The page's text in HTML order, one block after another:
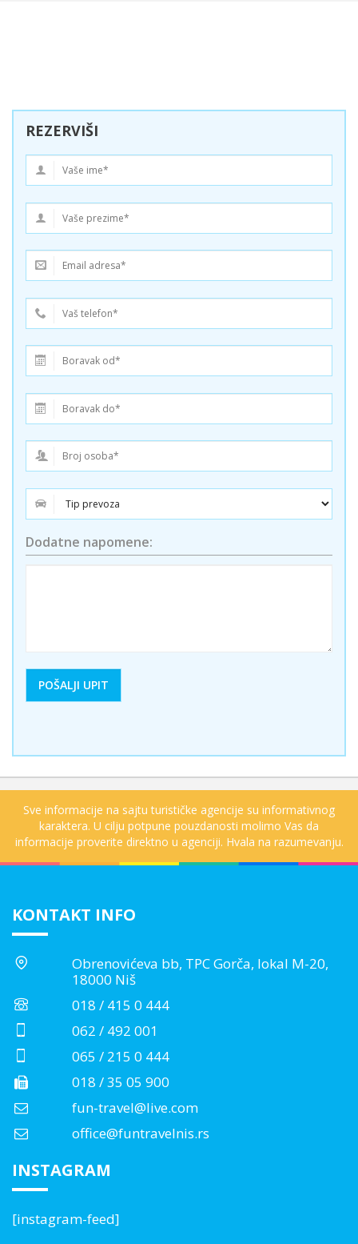
REZERVIŠI
Dodatne napomene:
Sve informacije na sajtu turističke agencije su informativnog
karaktera. U cilju potpune pouzdanosti molimo Vas da
informacije proverite direktno u agenciji. Hvala na razumevanju.
KONTAKT INFO
Obrenovićeva bb, TPC Gorča, lokal M-20,
18000 Niš
018 / 415 0 444
062 / 492 001
065 / 215 0 444
018 / 35 05 900
fun-travel@live.com
office@funtravelnis.rs
INSTAGRAM
[instagram-feed]